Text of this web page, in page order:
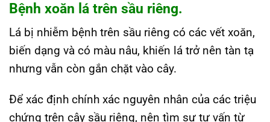
Bệnh xoăn lá trên sầu riêng.
Lá bị nhiễm bệnh trên sầu riêng có các vết xoăn,
biến dạng và có màu nâu, khiến lá trở nên tàn tạ
nhưng vẫn còn gắn chặt vào cây.
Để xác định chính xác nguyên nhân của các triệu
chứng trên cây sầu riêng, nên tìm sự tư vấn từ